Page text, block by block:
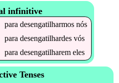
infinitive
paradesengatilharmos nós
paradesengatilhardes vós
paradesengatilharem eles
Tenses